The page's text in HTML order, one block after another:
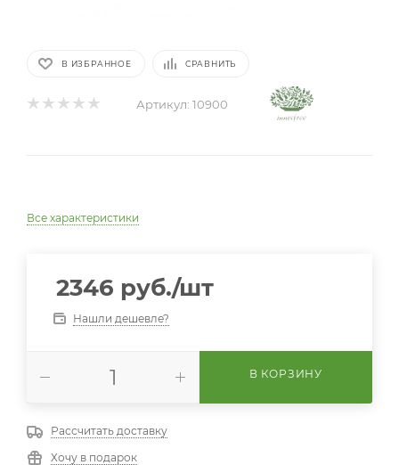
В ИЗБРАННОЕ СРАВНИТЬ
Артикул: 10900
Все характеристики
2346 руб./шт
Нашли дешевле?
В КОРЗИНУ
Рассчитать доставку
Хочу в подарок